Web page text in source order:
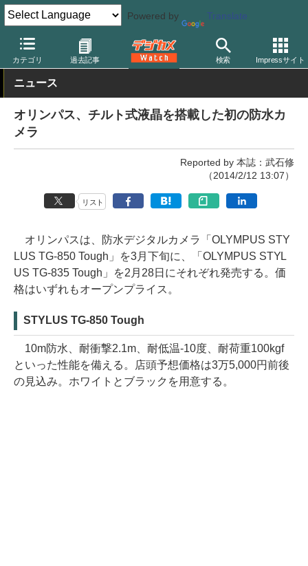
Powered by Translate
カテゴリ 過去記事 検索 Impressサイト
デジカメ Watch カメラ レンズ一体型（コンパクト）カメラ オ
ニュース
オリンパス、チルト式液晶を搭載した初の防水カ
メラ
Reported by 本誌：武石修
（2014/2/12 13:07）
リスト
オリンパスは、防水デジタルカメラ「OLYMPUS STY
LUS TG-850 Tough」を3月下旬に、「OLYMPUS STYL
US TG-835 Tough」を2月28日にそれぞれ発売する。価
格はいずれもオープンプライス。
STYLUS TG-850 Tough
10m防水、耐衝撃2.1m、耐低温-10度、耐荷重100kgf
といった性能を備える。店頭予想価格は3万5,000円前後
の見込み。ホワイトとブラックを用意する。